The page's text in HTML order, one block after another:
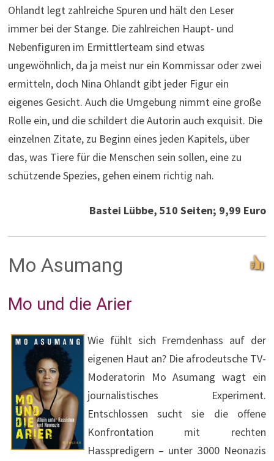
Ohlandt legt zahlreiche Spuren und hält den Leser
immer bei der Stange. Die zahlreichen Haupt- und
Nebenfiguren im Ermittlerteam sind etwas
ungewöhnlich, da ja meist nur ein Kommissar oder zwei
ermitteln, doch Nina Ohlandt gibt jeder Figur ein
eigenes Gesicht. Auch die Umgebung nimmt eine große
Rolle ein, und die schildert die Autorin auch exquisit. Die
einzelnen Zitate, zu Beginn eines jeden Kapitels, über
das, was Tiere für die Menschen sein sollen, eine zu
schützende Spezies, gehen einem richtig nah.
Bastei Lübbe, 510 Seiten; 9,99 Euro
Mo Asumang
Mo und die Arier
Wie fühlt sich Fremdenhass auf der
eigenen Haut an? Die afrodeutsche TV-
Moderatorin Mo Asumang wagt ein
journalistisches Experiment.
Entschlossen sucht sie die offene
Konfrontation mit rechten
Hasspredigern – unter 3000 Neonazis